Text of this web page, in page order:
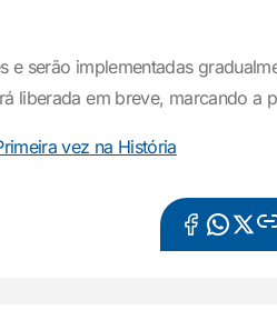
serão implementadas
liberada em breve, marcando
vez na História